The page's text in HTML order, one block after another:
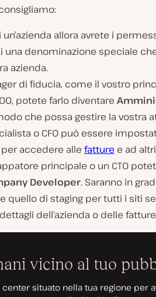
allora avrete i
una denominazione speciale
azienda.
di fiducia, come il vostro
potete farlo diventare
che possa gestire la vostra
o CFO può essere
per accedere alle fatture e ad
principale o un CTO
Developer. Saranno in
quello di staging per tutti i siti
dell’azienda o delle